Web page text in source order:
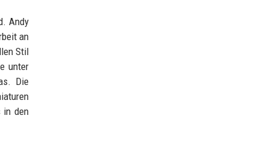
Andy
an
Stil
unter
Die
in den